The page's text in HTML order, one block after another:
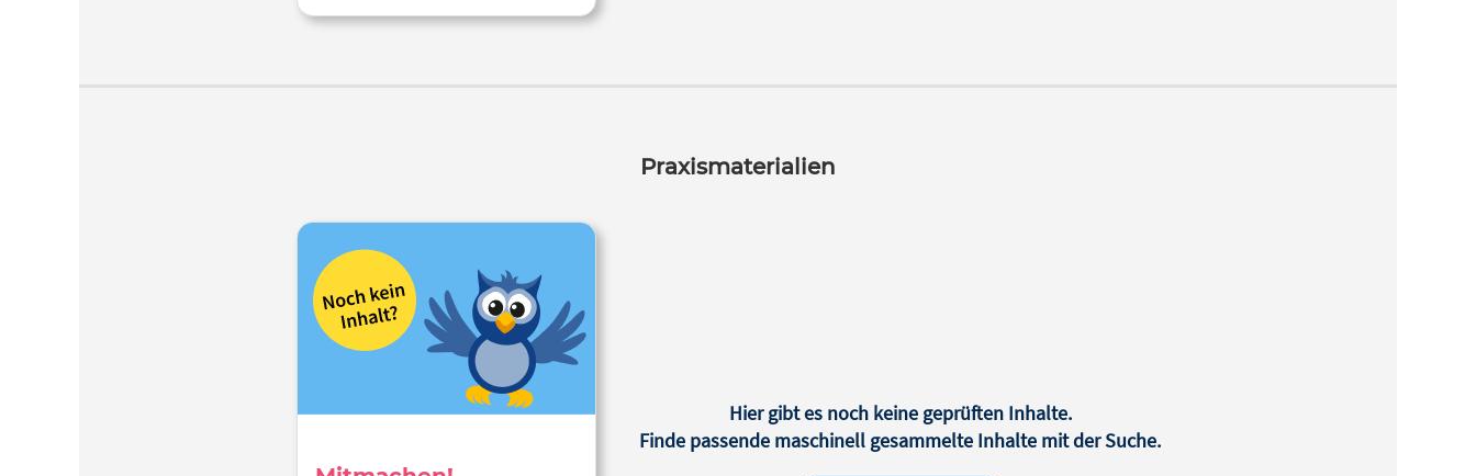
Praxismaterialien
Hier gibt es noch keine geprüften Inhalte.
Finde passende maschinell gesammelte Inhalte mit der Suche.